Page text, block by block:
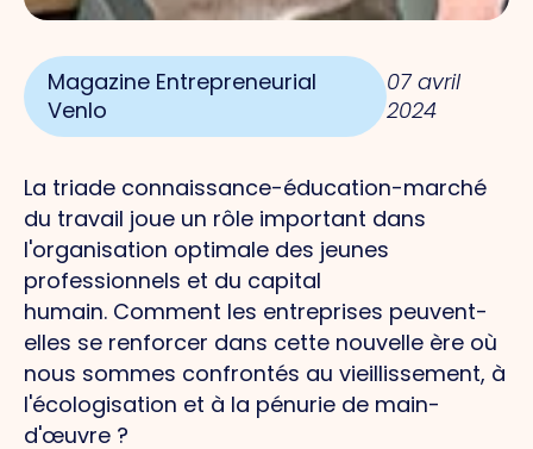
Magazine Entrepreneurial
Venlo
07 avril
2024
La triade connaissance-éducation-marché
du travail joue un rôle important dans
l'organisation optimale des jeunes
professionnels et du capital
humain. Comment les entreprises peuvent-
elles se renforcer dans cette nouvelle ère où
nous sommes confrontés au vieillissement, à
l'écologisation et à la pénurie de main-
d'œuvre ?